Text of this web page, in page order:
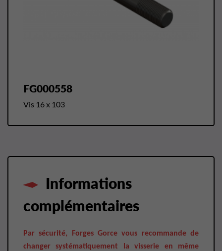
FG000558
Vis 16 x 103
Informations
complémentaires
Par sécurité, Forges Gorce vous recommande de
changer systématiquement la visserie en même